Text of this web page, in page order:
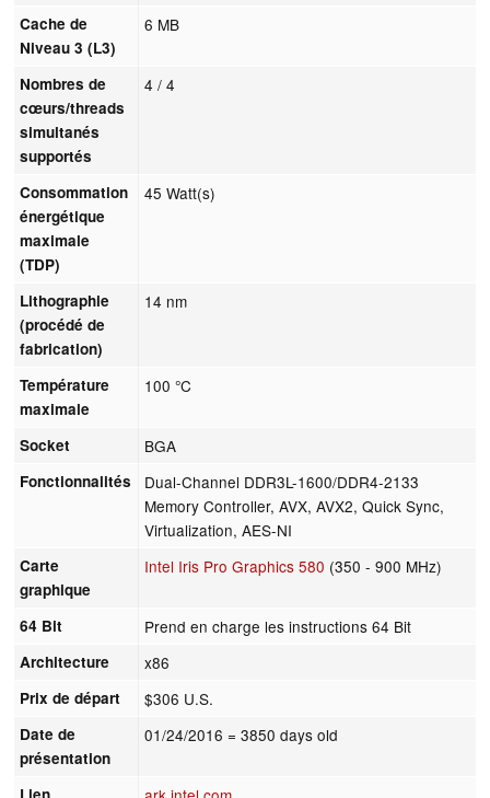
Cache de
Niveau 3 (L3)
6 MB
Nombres de
cœurs/threads
simultanés
supportés
4 / 4
Consommation
énergétique
maximale
(TDP)
45 Watt(s)
Lithographie
(procédé de
fabrication)
14 nm
Température
maximale
100 °C
Socket BGA
Fonctionnalités
Dual-Channel DDR3L-1600/DDR4-2133
Memory Controller, AVX, AVX2, Quick Sync,
Virtualization, AES-NI
Carte
graphique
Intel Iris Pro Graphics 580 (350 - 900 MHz)
64 Bit Prend en charge les instructions 64 Bit
Architecture x86
Prix de départ $306 U.S.
Date de
présentation
01/24/2016 = 3850 days old